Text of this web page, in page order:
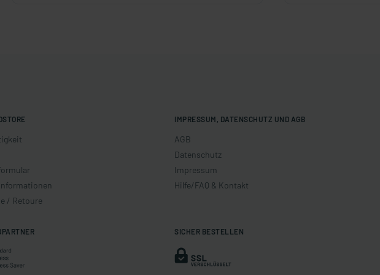
/ Retoure
IMPRESSUM, DATENSCHUTZ UND AGB
AGB
Datenschutz
Impressum
Hilfe/FAQ & Kontakt
SICHER BESTELLEN